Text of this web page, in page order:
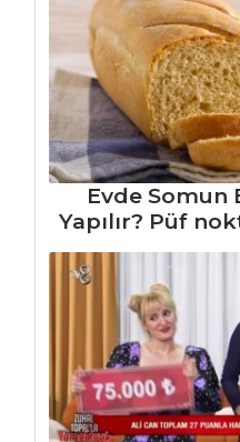
Evde Somun
Yapılır? Püf